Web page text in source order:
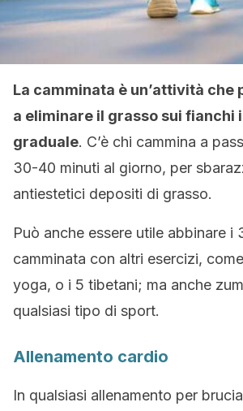
La camminata è un’attività che
a eliminare il grasso sui fianchi
graduale. C’è chi cammina a
30-40 minuti al giorno, per
antiestetici depositi di grasso.
Può anche essere utile abbinare i
camminata con altri esercizi,
yoga, o i 5 tibetani; ma anche
qualsiasi tipo di sport.
Allenamento cardio
In qualsiasi allenamento per